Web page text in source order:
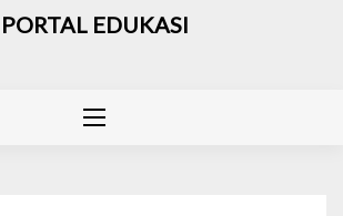
PORTAL EDUKASI